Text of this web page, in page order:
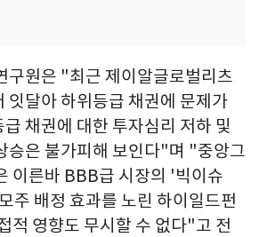
구원은 "최근 제이알글로벌리츠
잇달아 하위등급 채권에 문제가
채권에 대한 투자심리 저하 및
승은 불가피해 보인다"며 "중앙그
이른바 BBB급 시장의 '빅이슈
주 배정 효과를 노린 하이일드펀
적 영향도 무시할 수 없다"고 전